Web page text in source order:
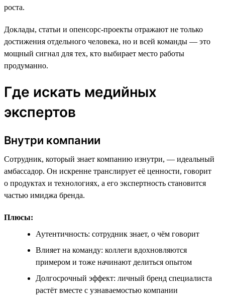
роста.
Доклады, статьи и опенсорс-проекты отражают не только
достижения отдельного человека, но и всей команды — это
мощный сигнал для тех, кто выбирает место работы
продуманно.
Где искать медийных
экспертов
Внутри компании
Сотрудник, который знает компанию изнутри, — идеальный
амбассадор. Он искренне транслирует её ценности, говорит
о продуктах и технологиях, а его экспертность становится
частью имиджа бренда.
Плюсы:
Аутентичность: сотрудник знает, о чём говорит
Влияет на команду: коллеги вдохновляются
примером и тоже начинают делиться опытом
Долгосрочный эффект: личный бренд специалиста
растёт вместе с узнаваемостью компании